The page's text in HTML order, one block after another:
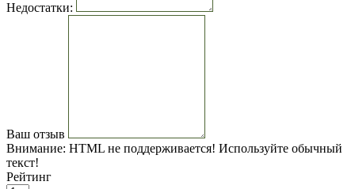
Недостатки:
Ваш отзыв
Внимание: HTML не поддерживается! Используйте обычный
текст!
Рейтинг